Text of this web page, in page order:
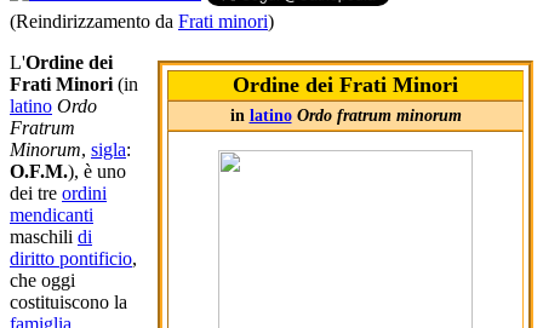
(Reindirizzamento da Frati minori)
Ordine dei Frati Minori
in latino Ordo fratrum minorum
L'Ordine dei
Frati Minori (in
latino Ordo
Fratrum
Minorum, sigla:
O.F.M.), è uno
dei tre ordini
mendicanti
maschili di
diritto pontificio,
che oggi
costituiscono la
famiglia